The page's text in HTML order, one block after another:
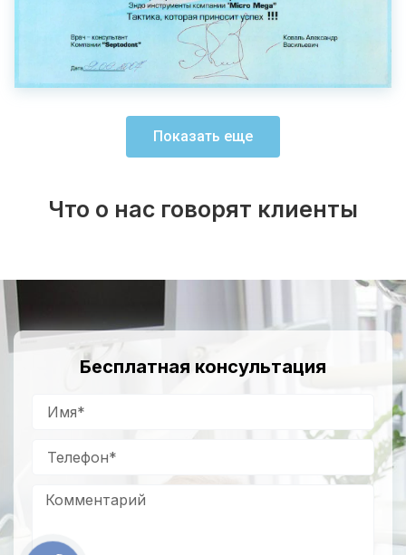
Показать еще
Что о нас говорят клиенты
Бесплатная консультация